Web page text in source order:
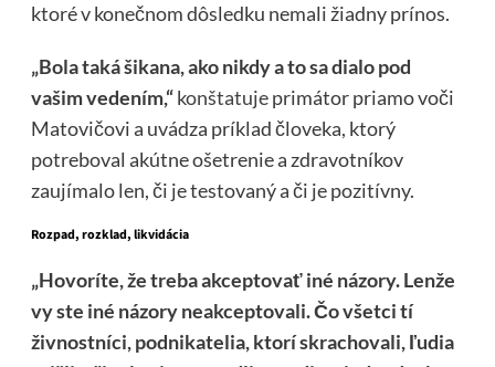
ktoré v konečnom dôsledku nemali žiadny prínos.
„Bola taká šikana, ako nikdy a to sa dialo pod
vašim vedením,“konštatujeprimátor priamo voči
Matovičovi a uvádza príklad človeka, ktorý
potreboval akútne ošetrenie a zdravotníkov
zaujímalo len, či je testovaný a či je pozitívny.
Rozpad, rozklad, likvidácia
„Hovoríte, že treba akceptovať iné názory. Lenže
vy ste iné názory neakceptovali. Čo všetci tí
živnostníci, podnikatelia, ktorí skrachovali, ľudia